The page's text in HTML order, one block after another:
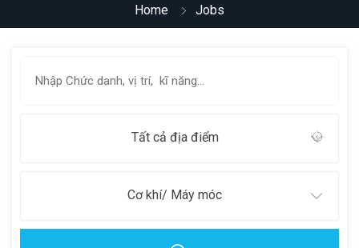
Home Jobs
Tất cả địa điểm
Cơ khí/ Máy móc